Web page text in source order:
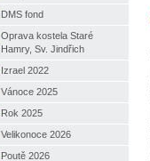
DMS fond
Oprava kostela Staré
Hamry, Sv. Jindřich
Izrael 2022
Vánoce 2025
Rok 2025
Velikonoce 2026
Poutě 2026